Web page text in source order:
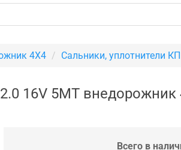
4X4 Сальники, уплотнители
16V 5MT внедорожник
Всего в